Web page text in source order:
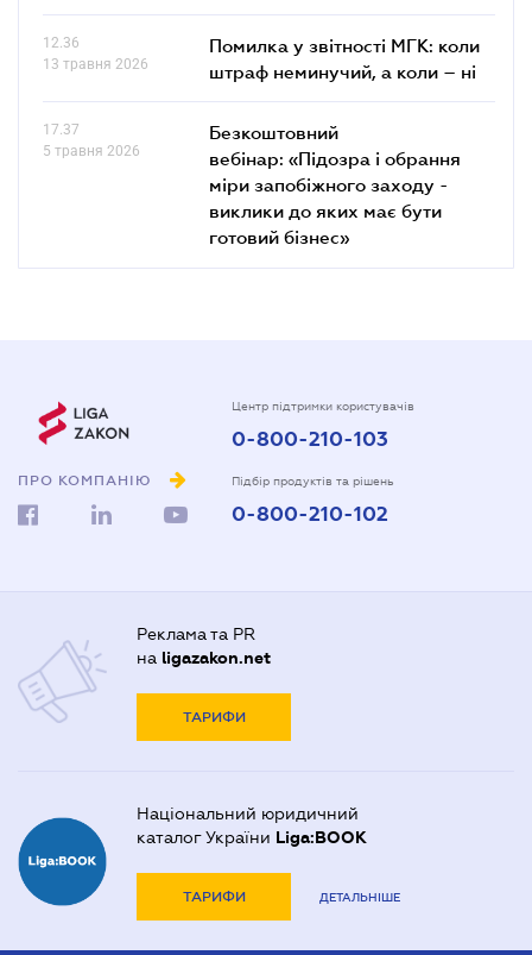
12.36
13 травня 2026
Помилка у звітності МГК: коли
штраф неминучий, а коли – ні
17.37
5 травня 2026
Безкоштовний
вебінар: «Підозра і обрання
міри запобіжного заходу -
виклики до яких має бути
готовий бізнес»
ПРО КОМПАНІЮ
Центр підтримки користувачів
0-800-210-103
Підбір продуктів та рішень
0-800-210-102
Реклама та PR
на ligazakon.net
ТАРИФИ
Національний юридичний
каталог України Liga:BOOK
ТАРИФИ ДЕТАЛЬНІШЕ